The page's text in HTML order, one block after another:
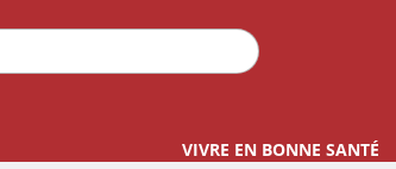
VIVRE EN BONNE SANTÉ